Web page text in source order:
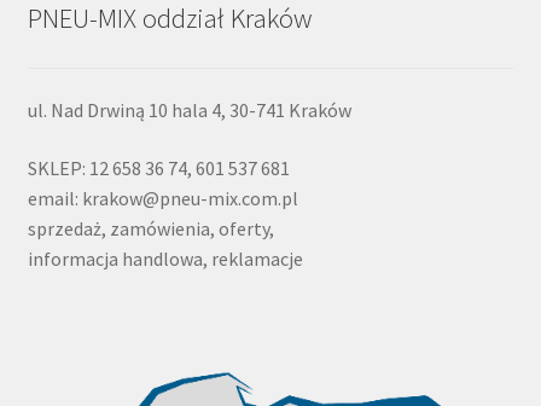
PNEU-MIX oddział Kraków
ul. Nad Drwiną 10 hala 4, 30-741 Kraków
SKLEP: 12 658 36 74, 601 537 681
email: krakow@pneu-mix.com.pl
sprzedaż, zamówienia, oferty,
informacja handlowa, reklamacje